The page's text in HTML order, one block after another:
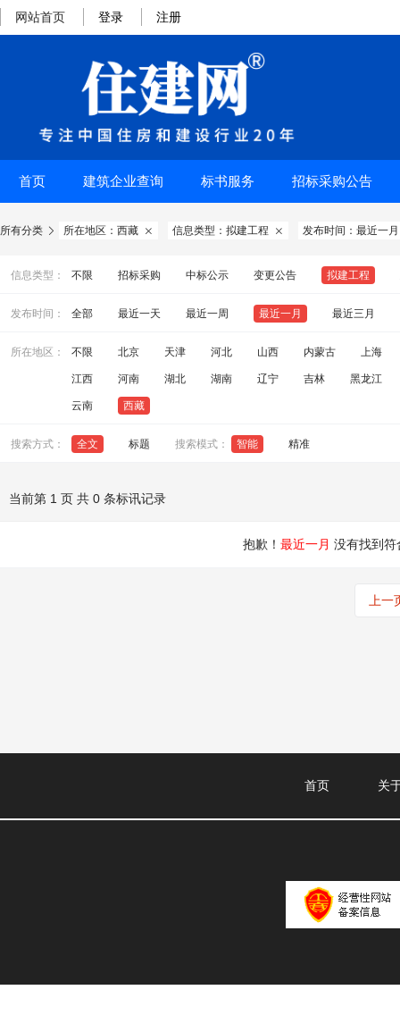
网站首页 登录 注册
首页 建筑企业查询 标书服务 招标采购公告
所有分类  所在地区：西藏  信息类型：拟建工程  发布时间：最近一月
信息类型： 不限 招标采购 中标公示 变更公告 拟建工程
发布时间： 全部 最近一天 最近一周 最近一月 最近三月
所在地区： 不限 北京 天津 河北 山西 内蒙古 上海
江西 河南 湖北 湖南 辽宁 吉林 黑龙江
云南 西藏
搜索方式： 全文 标题 搜索模式： 智能 精准
当前第 1 页 共 0 条标讯记录
抱歉！ 最近一月 没有找到符
上一
首页 关